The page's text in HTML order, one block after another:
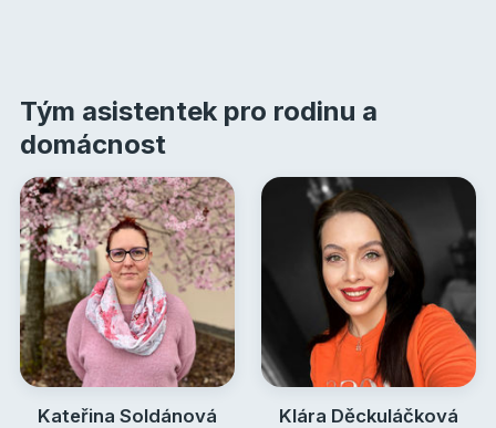
Tým asistentek pro rodinu a
domácnost
Kateřina Soldánová Klára Děckuláčková